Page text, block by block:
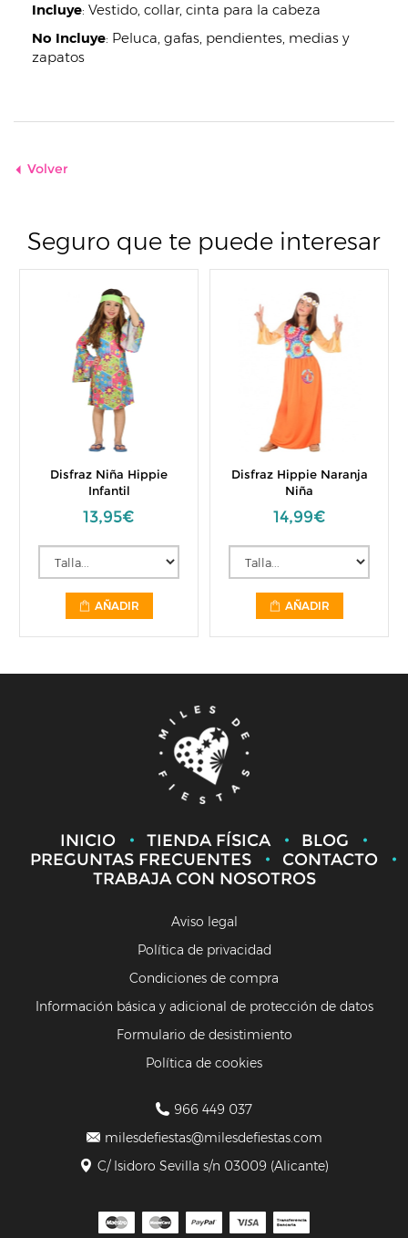
Incluye: Vestido, collar, cinta para la cabeza
No Incluye: Peluca, gafas, pendientes, medias y
zapatos
Volver
Seguro que te puede interesar
Disfraz Niña Hippie
Infantil
13,95€
AÑADIR
Disfraz Hippie Naranja
Niña
14,99€
AÑADIR
INICIO TIENDA FÍSICA
BLOG
PREGUNTAS FRECUENTES
CONTACTO
TRABAJA CON NOSOTROS
Aviso legal
Política de privacidad
Condiciones de compra
Información básica y adicional de protección de datos
Formulario de desistimiento
Política de cookies
966 449 037
milesdefiestas@milesdefiestas.com
C/ Isidoro Sevilla s/n 03009 (Alicante)